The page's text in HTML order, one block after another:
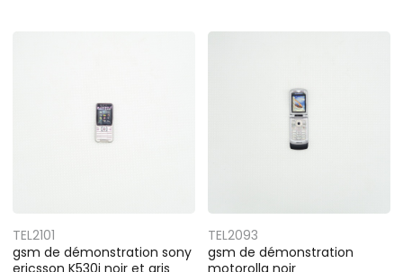
TEL2101
gsm de démonstration sony
ericsson K530i noir et gris
TEL2093
gsm de démonstration
motorolla noir